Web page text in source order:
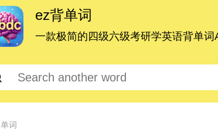
ez背单词
一款极简的四级六级考研学英语背单词
单词